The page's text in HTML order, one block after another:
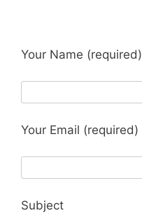
Your Name (required)
Your Email (required)
Subject